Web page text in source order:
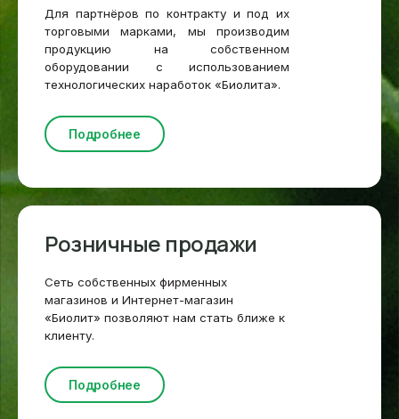
Для партнёров по контракту и под их
торговыми марками, мы производим
продукцию на собственном
оборудовании с использованием
технологических наработок «Биолита».
Подробнее
Розничные продажи
Сеть собственных фирменных
магазинов и Интернет-магазин
«Биолит» позволяют нам стать ближе к
клиенту.
Подробнее